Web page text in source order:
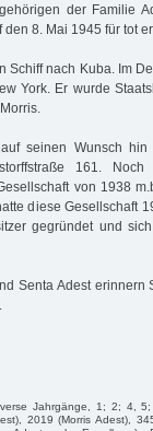
der Familie
8. Mai 1945 für tot
Schiff nach Kuba. Im
York. Er wurde
seinen Wunsch
161.
von 1938
diese Gesellschaft
gegründet und
Senta Adest erinnern
Jahrgänge, 1; 2; 4,
2019 (Morris Adest),